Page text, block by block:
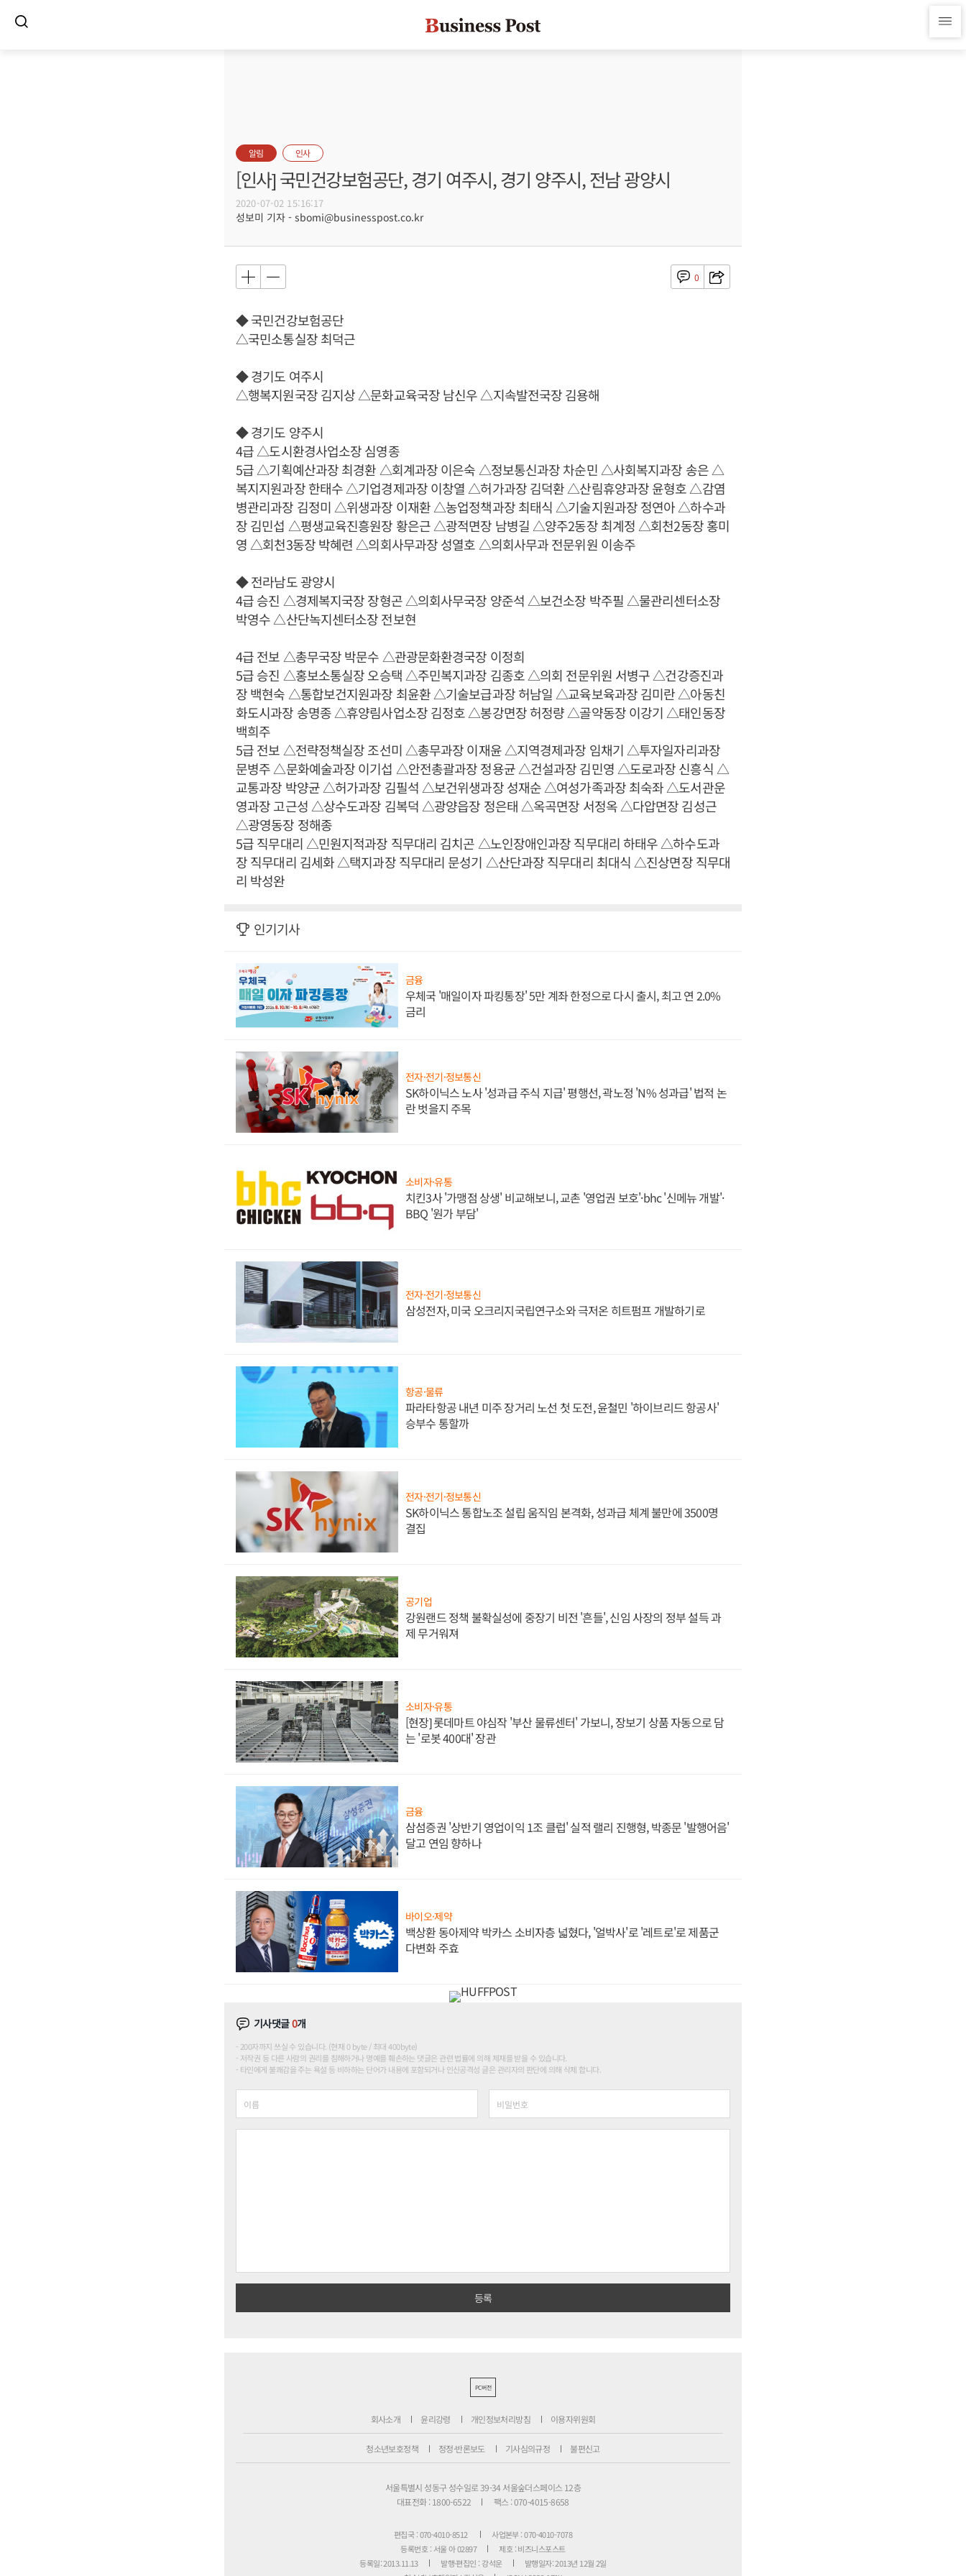
알림 인사
[인사] 국민건강보험공단, 경기 여주시, 경기 양주시, 전남 광양시
2020-07-02 15:16:17
성보미 기자 - sbomi@businesspost.co.kr
0
◆ 국민건강보험공단
△국민소통실장 최덕근
◆ 경기도 여주시
△행복지원국장 김지상 △문화교육국장 남신우 △지속발전국장 김용해
◆ 경기도 양주시
4급 △도시환경사업소장 심영종
5급 △기획예산과장 최경환 △회계과장 이은숙 △정보통신과장 차순민 △사회복지과장 송은 △
복지지원과장 한태수 △기업경제과장 이창열 △허가과장 김덕환 △산림휴양과장 윤형호 △감염
병관리과장 김정미 △위생과장 이재환 △농업정책과장 최태식 △기술지원과장 정연아 △하수과
장 김민섭 △평생교육진흥원장 황은근 △광적면장 남병길 △양주2동장 최계정 △회천2동장 홍미
영 △회천3동장 박혜련 △의회사무과장 성열호 △의회사무과 전문위원 이송주
◆ 전라남도 광양시
4급 승진 △경제복지국장 장형곤 △의회사무국장 양준석 △보건소장 박주필 △물관리센터소장
박영수 △산단녹지센터소장 전보현
4급 전보 △총무국장 박문수 △관광문화환경국장 이정희
5급 승진 △홍보소통실장 오승택 △주민복지과장 김종호 △의회 전문위원 서병구 △건강증진과
장 백현숙 △통합보건지원과장 최윤환 △기술보급과장 허남일 △교육보육과장 김미란 △아동친
화도시과장 송명종 △휴양림사업소장 김정호 △봉강면장 허정량 △골약동장 이강기 △태인동장
백희주
5급 전보 △전략정책실장 조선미 △총무과장 이재윤 △지역경제과장 임채기 △투자일자리과장
문병주 △문화예술과장 이기섭 △안전총괄과장 정용균 △건설과장 김민영 △도로과장 신흥식 △
교통과장 박양균 △허가과장 김필석 △보건위생과장 성재순 △여성가족과장 최숙좌 △도서관운
영과장 고근성 △상수도과장 김복덕 △광양읍장 정은태 △옥곡면장 서정옥 △다압면장 김성근
△광영동장 정해종
5급 직무대리 △민원지적과장 직무대리 김치곤 △노인장애인과장 직무대리 하태우 △하수도과
장 직무대리 김세화 △택지과장 직무대리 문성기 △산단과장 직무대리 최대식 △진상면장 직무대
리 박성완
인기기사
금융
우체국 '매일이자 파킹통장' 5만 계좌 한정으로 다시 출시, 최고 연 2.0%
금리
전자·전기·정보통신
SK하이닉스 노사 '성과급 주식 지급' 평행선, 곽노정 'N% 성과급' 법적 논
란 벗을지 주목
소비자·유통
치킨3사 '가맹점 상생' 비교해보니, 교촌 '영업권 보호'·bhc '신메뉴 개발'·
BBQ '원가 부담'
전자·전기·정보통신
삼성전자, 미국 오크리지국립연구소와 극저온 히트펌프 개발하기로
항공·물류
파라타항공 내년 미주 장거리 노선 첫 도전, 윤철민 '하이브리드 항공사'
승부수 통할까
전자·전기·정보통신
SK하이닉스 통합노조 설립 움직임 본격화, 성과급 체계 불만에 3500명
결집
공기업
강원랜드 정책 불확실성에 중장기 비전 '흔들', 신임 사장의 정부 설득 과
제 무거워져
소비자·유통
[현장] 롯데마트 야심작 '부산 물류센터' 가보니, 장보기 상품 자동으로 담
는 '로봇 400대' 장관
금융
삼섬증권 '상반기 영업이익 1조 클럽' 실적 랠리 진행형, 박종문 '발행어음'
달고 연임 향하나
바이오·제약
백상환 동아제약 박카스 소비자층 넓혔다, '얼박사'로 '레트로'로 제품군
다변화 주효
기사댓글0개
200자까지 쓰실 수 있습니다. (현재 0 byte / 최대 400byte)
저작권 등 다른 사람의 권리를 침해하거나 명예를 훼손하는 댓글은 관련 법률에 의해 제재를 받을 수 있습니다.
타인에게 불쾌감을 주는 욕설 등 비하하는 단어가 내용에 포함되거나 인신공격성 글은 관리자의 판단에 의해 삭제 합니다.
PC버전
회사소개 윤리강령 개인정보처리방침 이용자위원회
청소년보호정책 정정·반론보도 기사심의규정 불편신고
서울특별시 성동구 성수일로 39-34 서울숲더스페이스 12층
대표전화 : 1800-6522
팩스 : 070-4015-8658
편집국 : 070-4010-8512
사업본부 : 070-4010-7078
등록번호 : 서울 아 02897
제호 : 비즈니스포스트
등록일: 2013.11.13
발행·편집인 : 강석운
발행일자: 2013년 12월 2일